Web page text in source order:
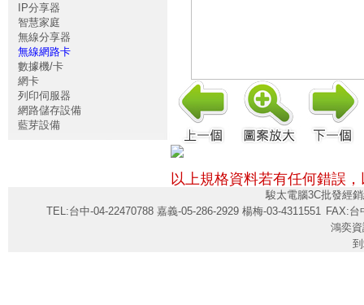
IP分享器
智慧家庭
無線分享器
無線網路卡
數據機/卡
網卡
列印伺服器
網路儲存設備
藍芽設備
以上規格資料若有任何錯誤
駿太電腦3C批發經
TEL:台中-04-22470788 嘉義-05-286-2929 楊梅-03-4311551 FAX:台
鴻奕